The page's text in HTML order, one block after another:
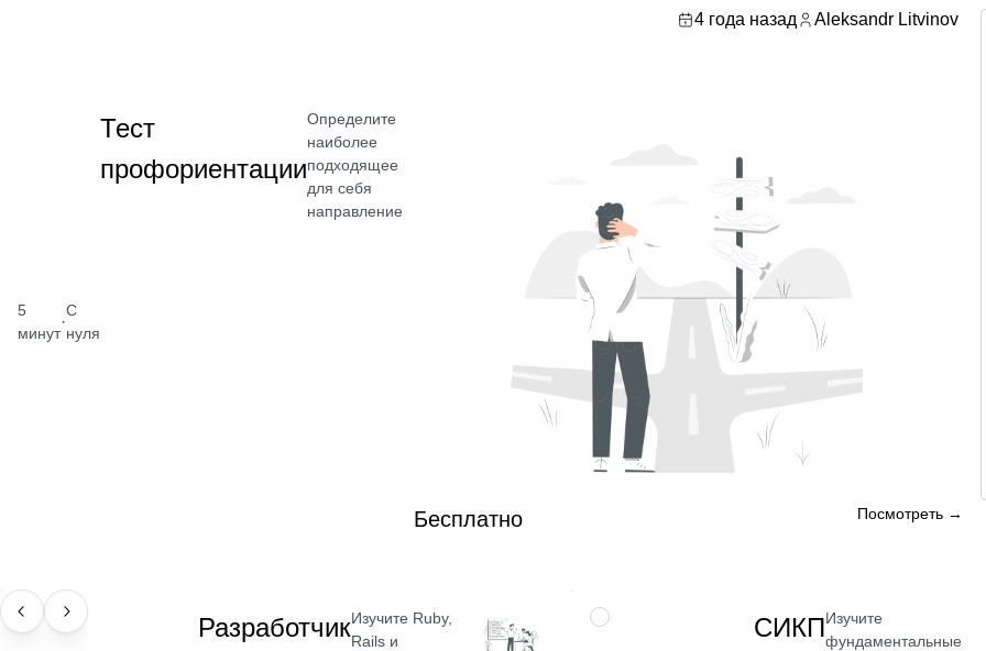
4 года назад Aleksandr Litvinov
5
минут
·
С
нуля
Тест
профориентации
Определите
наиболее
подходящее
для себя
направление
Бесплатно Посмотреть →
ПРОФЕССИЯ
РазработчикИзучите Ruby,
Rails и
НАВЫК
СИКПИзучите
фундаментальные